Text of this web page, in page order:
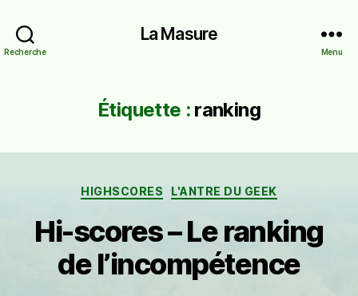
Recherche
La Masure
Menu
Étiquette : ranking
Catégories
HIGHSCORES L'ANTRE DU GEEK
Hi-scores – Le ranking
de l’incompétence